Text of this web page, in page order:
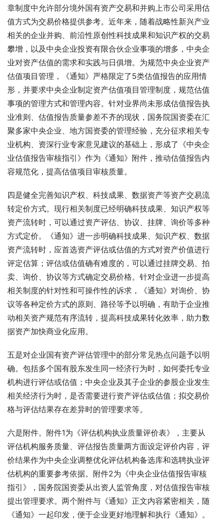
章制度中允许部分境外国有资产交易和并购上市公司采用估
值方式为交易价格提供参考。近年来，随着战略性新兴产业
相关的企业并购、前沿性原创性科技成果和知识产权的交易
攀增，以及中央企业投资有限合伙企业事项的增多，中央企
业对资产估值的需求和实践与日俱增。为规范中央企业资产
估值项目管理，《通知》严格限定了5类估值报告的应用情
形，并要求中央企业制定资产估值项目管理制度，规范估值
事项的管理方式和管理内容。针对业界尚未形成估值报告执
业准则、估值报告质量参差不齐的现状，国务院国资委在汇
聚多家中央企业、地方国资委的管理经验，充分征求相关专
业机构、资深行业专家意见建议的基础上，形成了《中央企
业估值报告审核指引》作为《通知》附件，推动估值报告内
容规范化，提高估值项目审核质量。
四是健全完善知识产权、科技成果、数据资产等资产交易流
转定价方式。现行相关制度已经明确科技成果、知识产权等
资产流转时，可以通过资产评估、协议、挂牌、询价等多种
方式定价。《通知》进一步明确科技成果、知识产权、数据
资产流转时，应首选资产评估或估值的方式对资产价值进行
评定估算；评估或估值确有难度的，可以通过挂牌交易、拍
卖、询价、协议等方式确定交易价格。针对企业进一步提高
相关制度的针对性和可操作性的诉求，《通知》对询价、协
议等各种定价方式的原则、路径等予以明确，有助于企业推
动相关资产规范有序流转，提高科技成果转化效率，助力数
据资产加快商业化应用。
五是对企业国有资产评估管理中的部分常见热点问题予以明
确。包括多个国有股东发生同一经济行为时，如何委托专业
机构进行评估或估值；中央企业及其子企业的参股企业发生
相关经济行为时，是否需要进行资产评估或估值；拟交易价
格与评估结果存在差异时的管理要求等。
六是附件。附件1为《评估机构执业质量评价表》，主要从
评估机构服务质量、评估报告质量两方面设定评价内容，评
价结果作为中央企业调整优化评估机构备选库和选聘执业评
估机构的重要参考依据。附件2为《中央企业估值报告审核
指引》，国务院国资委从出资人监管角度，对估值报告审核
提出管理要求。两个附件与《通知》正文内容紧密相关，随
《通知》一起印发，便于企业更好地理解和执行《通知》。